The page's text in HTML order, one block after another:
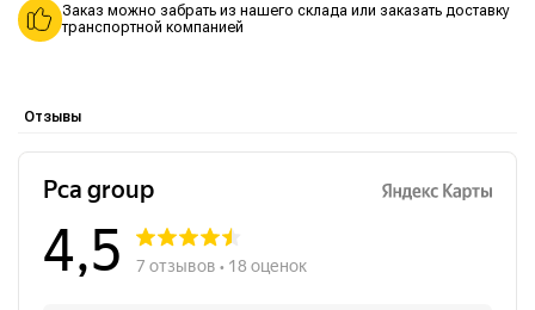
Заказ можно забрать из нашего склада или заказать доставку
транспортной компанией
Отзывы